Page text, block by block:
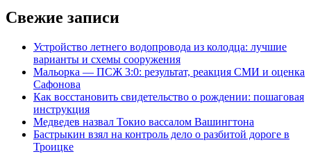
Свежие записи
Устройство летнего водопровода из колодца: лучшие
варианты и схемы сооружения
Мальорка — ПСЖ 3:0: результат, реакция СМИ и оценка
Сафонова
Как восстановить свидетельство о рождении: пошаговая
инструкция
Медведев назвал Токио вассалом Вашингтона
Бастрыкин взял на контроль дело о разбитой дороге в
Троицке